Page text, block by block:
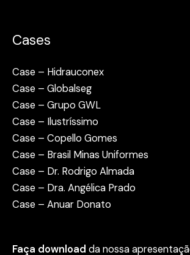
Cases
Case – Hidrauconex
Case – Globalseg
Case – Grupo GWL
Case – Ilustríssimo
Case – Copello Gomes
Case – Brasil Minas Uniformes
Case – Dr. Rodrigo Almada
Case – Dra. Angélica Prado
Case – Anuar Donato
Faça download da nossa